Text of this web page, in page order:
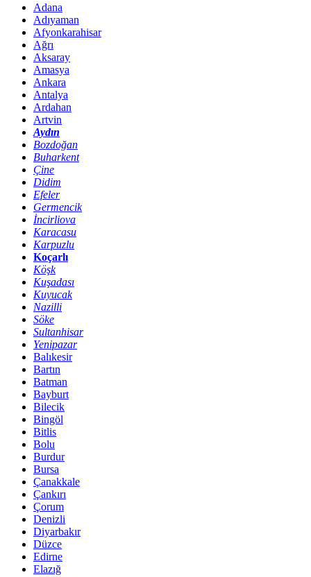
Adana
Adıyaman
Afyonkarahisar
Ağrı
Aksaray
Amasya
Ankara
Antalya
Ardahan
Artvin
Aydın
Bozdoğan
Buharkent
Çine
Didim
Efeler
Germencik
İncirliova
Karacasu
Karpuzlu
Koçarlı
Köşk
Kuşadası
Kuyucak
Nazilli
Söke
Sultanhisar
Yenipazar
Balıkesir
Bartın
Batman
Bayburt
Bilecik
Bingöl
Bitlis
Bolu
Burdur
Bursa
Çanakkale
Çankırı
Çorum
Denizli
Diyarbakır
Düzce
Edirne
Elazığ